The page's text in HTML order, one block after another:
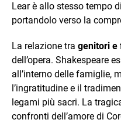
Lear è allo stesso tempo
portandolo verso la
La relazione tra genitori e
dell’opera. Shakespeare
all’interno delle famiglie,
l’ingratitudine e il
legami più sacri. La
confronti dell’amore di